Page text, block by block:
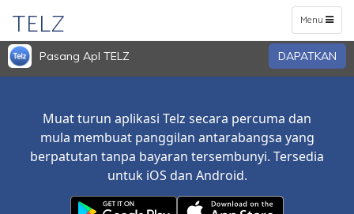
Toggle
navigation
Menu
TELZ
Pasang Apl TELZ DAPATKAN
Muat turun aplikasi Telz secara percuma dan
mula membuat panggilan antarabangsa yang
berpatutan tanpa bayaran tersembunyi. Tersedia
untuk iOS dan Android.